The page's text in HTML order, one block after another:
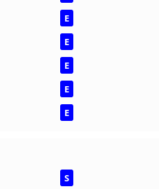
E
E
E
E
E
S